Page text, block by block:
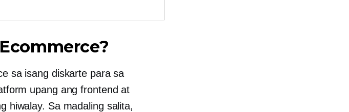
sa isang diskarte para sa
upang ang frontend at
hiwalay. Sa madaling salita,